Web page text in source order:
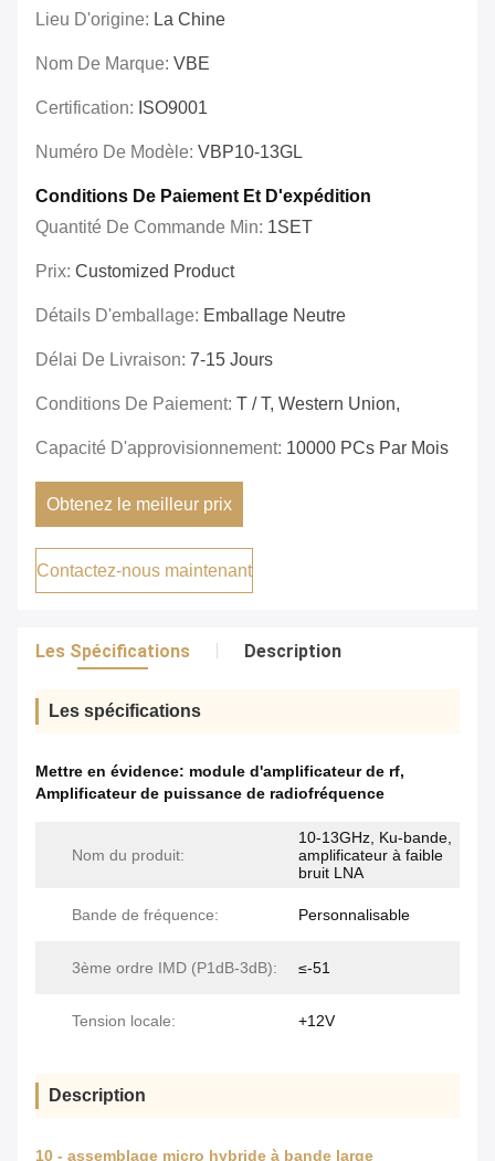
Lieu D'origine: La Chine
Nom De Marque: VBE
Certification: ISO9001
Numéro De Modèle: VBP10-13GL
Conditions De Paiement Et D'expédition
Quantité De Commande Min: 1SET
Prix: Customized Product
Détails D'emballage: Emballage Neutre
Délai De Livraison: 7-15 Jours
Conditions De Paiement: T / T, Western Union,
Capacité D'approvisionnement: 10000 PCs Par Mois
Obtenez le meilleur prix
Contactez-nous maintenant
Les Spécifications Description
Les spécifications
Mettre en évidence: module d'amplificateur de rf,
Amplificateur de puissance de radiofréquence
Nom du produit:
10-13GHz, Ku-bande,
amplificateur à faible
bruit LNA
Bande de fréquence: Personnalisable
3ème ordre IMD (P1dB-3dB): ≤-51
Tension locale: +12V
Description
10 - assemblage micro hybride à bande large